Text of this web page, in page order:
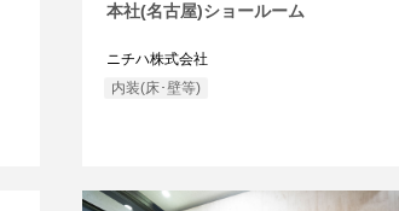
本社(名古屋)ショールーム
ニチハ株式会社
内装(床･壁等)